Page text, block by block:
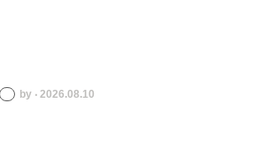
by ‧ 2026.08.10